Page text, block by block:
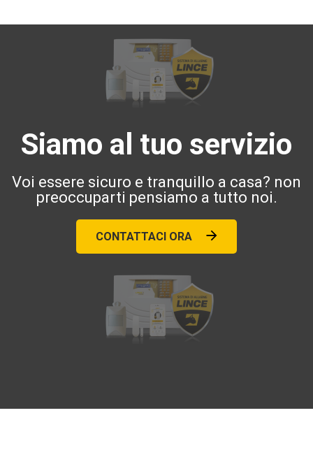
Siamo al tuo servizio
Voi essere sicuro e tranquillo a casa? non
preoccuparti pensiamo a tutto noi.
CONTATTACI ORA